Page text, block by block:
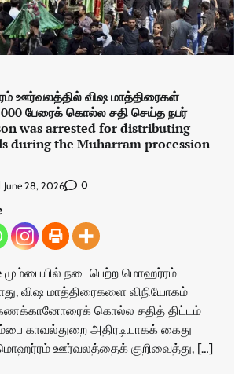
ஊர்வலத்தில் விஷ மாத்திரைகள்
பேரைக் கொல்ல சதி செய்த நபர்
was arrested for distributing
during the Muharram procession
June 28, 2026 0
மும்பையில் நடைபெற்ற மொஹர்ரம்
விஷ மாத்திரைகளை விநியோகம்
கொல்ல சதித் திட்டம்
காவல்துறை அதிரடியாகக் கைது
ஊர்வலத்தைக் குறிவைத்து, […]